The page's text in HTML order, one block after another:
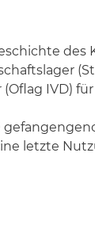
des
IVD)
letzte